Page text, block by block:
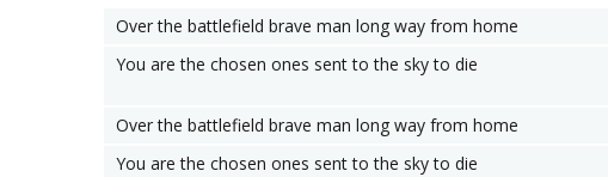
Over the battlefield brave man long way from home
You are the chosen ones sent to the sky to die
Over the battlefield brave man long way from home
You are the chosen ones sent to the sky to die